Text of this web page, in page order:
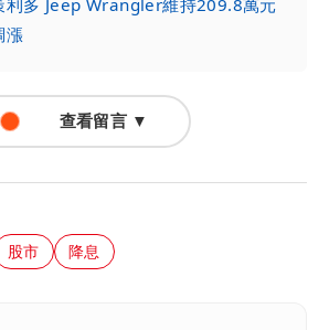
利多 Jeep Wrangler維持209.8萬元
漲
查看留言 ▼
股市 降息